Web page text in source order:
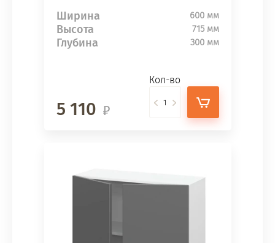
Ширина 600 мм
Высота 715 мм
Глубина 300 мм
5 110
Кол-во